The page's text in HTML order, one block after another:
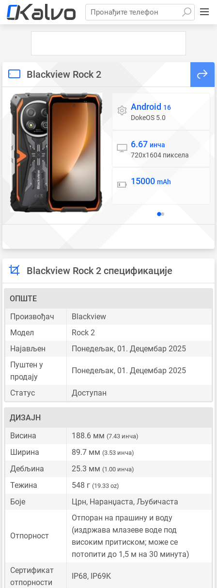
Пронађите телефон
Blackview Rock 2
Оперативни систем
Android 16
DokeOS 5.0
Екран
6.67 инча
720x1604 пиксела
Батерија
15000 mAh
Blackview Rock 2 спецификације
ОПШТЕ
Произвођач
Blackview
Модел
Rock 2
Најављен
Понедељак, 01. Децембар 2025
Пуштен у
продају
Понедељак, 01. Децембар 2025
Статус Доступан
ДИЗАЈН
Висина
188.6 мм (7.43 инча)
Ширина 89.7 мм (3.53 инча)
Дебљина 25.3 мм (1.00 инча)
Тежина 548 г (19.33 oz)
Боје Црн, Наранџаста, Љубичаста
Отпорност
Отпоран на прашину и воду
(издржава млазеве воде под
високим притиском; може се
потопити до 1,5 м на 30 минута)
Сертификат
отпорности
IP68, IP69K